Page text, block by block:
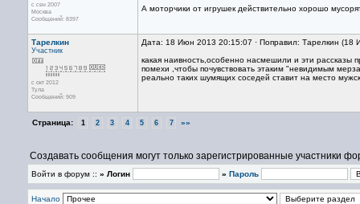
с сен 2007
Москва
Сообщений: 8397
А моторчики от игрушек действительно хорошо
Тарелкин
Участник
с окт 2012
Тула
Сообщений: 909
Дата: 18 Июн 2013 20:15:07 · Поправил: Тарелкин
какая наивность,особенно насмешили и эти рассказы
помехи ,чтобы почувствовать этаким "невидимым
реально таких шумящих соседей ставит на место
Страница: 1 2 3 4 5 6 7 »»
Создавать сообщения могут только зарегистрированные участники
Войти в форум :: » Логин » Пароль
Начало